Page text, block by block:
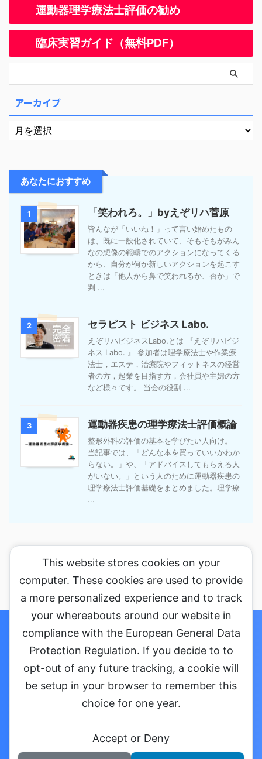
運動器理学療法士評価の勧め
臨床実習ガイド（無料PDF）
アーカイブ
あなたにおすすめ
1 「笑われろ。」byえぞリハ菅原
皆んなが「いいね！」って言い始めたもの
は、既に一般化されていて、そもそもがみん
なの想像の範疇でのアクションになってくる
から、自分が何か新しいアクションを起こす
ときは「他人から鼻で笑われるか、否か」で
判 ...
2 セラピスト ビジネス Labo.
えぞリハビジネスLabo.とは 『えぞリハビジ
ネス Labo. 』 参加者は理学療法士や作業療
法士，エステ，治療院やフィットネスの経営
者の方，起業を目指す方，会社員や主婦の方
など様々です。 当会の役割 ...
3 運動器疾患の理学療法士評価概論
整形外科の評価の基本を学びたい人向け。
当記事では、「どんな本を買っていいかわか
らない。」や、「アドバイスしてもらえる人
がいない。」という人のために運動器疾患の
理学療法士評価基礎をまとめました。理学療
...
セミナーに参加する お問い合わせ・ご依頼
プライバシーポリシー
会社概要
えぞリハセラピストLabo.
北海道最大級のセラピストメディア
This website stores cookies on your
computer. These cookies are used to provide
a more personalized experience and to track
your whereabouts around our website in
compliance with the European General Data
Protection Regulation. If you decide to to
opt-out of any future tracking, a cookie will
be setup in your browser to remember this
choice for one year.
Accept or Deny